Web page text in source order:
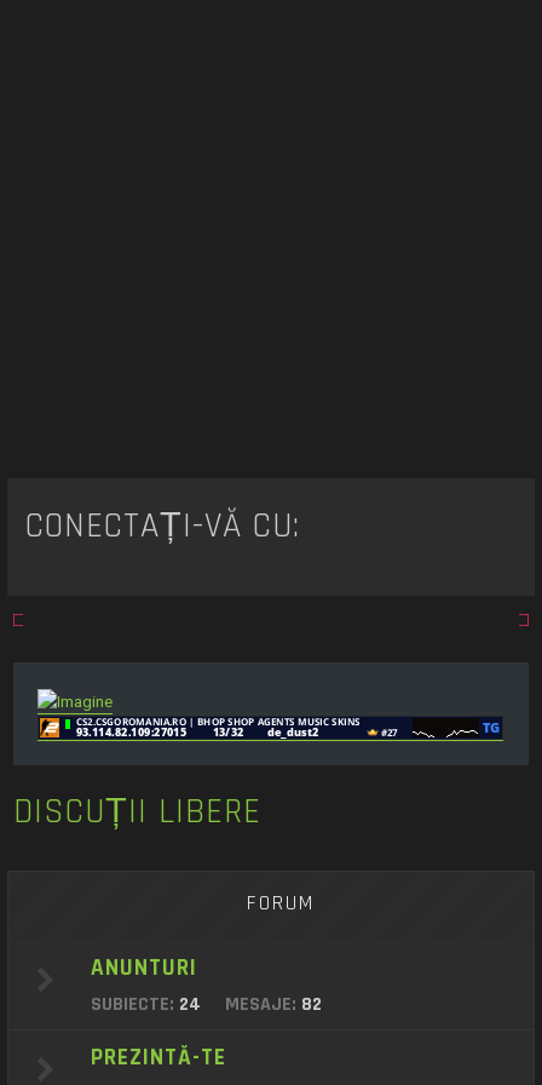
CONECTAȚI-VĂ CU:
DISCUȚII LIBERE
FORUM
ANUNTURI
SUBIECTE: 24 MESAJE: 82
PREZINTĂ-TE